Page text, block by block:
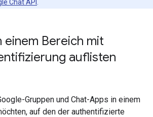
Chat API
einem Bereich mit
auflisten
Gruppen und Chat-Apps in einem
auf den der authentifizierte